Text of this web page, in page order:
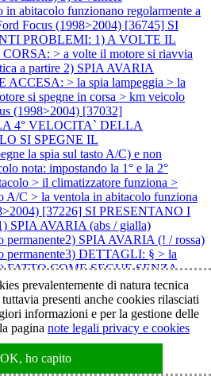
in abitacolo funzionano regolarmente a
Focus (1998>2004) [36745] SI
PROBLEMI: 1) A VOLTE IL
> a volte il motore si riavvia
a partire 2) SPIA AVARIA
ACCESA: > la spia lampeggia > la
si spegne in corsa > km veicolo
(1998>2004) [37032]
4° VELOCITA` DELLA
SI SPEGNE IL
la spia sul tasto A/C) e non
nota: impostando la 1° e la 2°
> il climatizzatore funziona >
A/C > la ventola in abitacolo funziona
[37226] SI PRESENTANO I
SPIA AVARIA (abs / gialla)
permanente2) SPIA AVARIA (! / rossa)
permanente3) DETTAGLI: § > la
FATTO COME SEGUE SENZA
strumenti con uno da recupero
> km veicolo 180000 §Problema Ford
SI PRESENTANO I SEGUENTI
NON SI AVVIA: > il motore parte
> inizialmente mancava di
il problema è sorto dopo che il veicolo
prevalentemente di natura tecnica
presenti anche cookies rilasciati
informazioni e per la gestione delle
pagina note legali privacy e cookies
OK, ho capito